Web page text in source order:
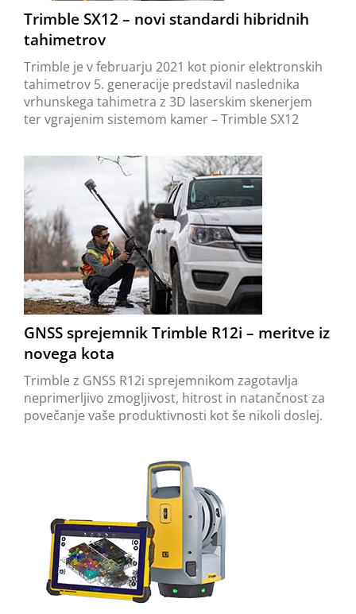
Trimble SX12 – novi standardi hibridnih
tahimetrov
Trimble je v februarju 2021 kot pionir elektronskih
tahimetrov 5. generacije predstavil naslednika
vrhunskega tahimetra z 3D laserskim skenerjem
ter vgrajenim sistemom kamer – Trimble SX12
GNSS sprejemnik Trimble R12i – meritve iz
novega kota
Trimble z GNSS R12i sprejemnikom zagotavlja
neprimerljivo zmogljivost, hitrost in natančnost za
povečanje vaše produktivnosti kot še nikoli doslej.